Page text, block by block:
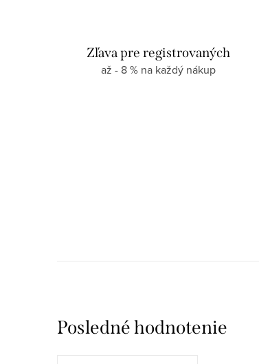
Zľava pre registrovaných
až - 8 % na každý nákup
Posledné hodnotenie